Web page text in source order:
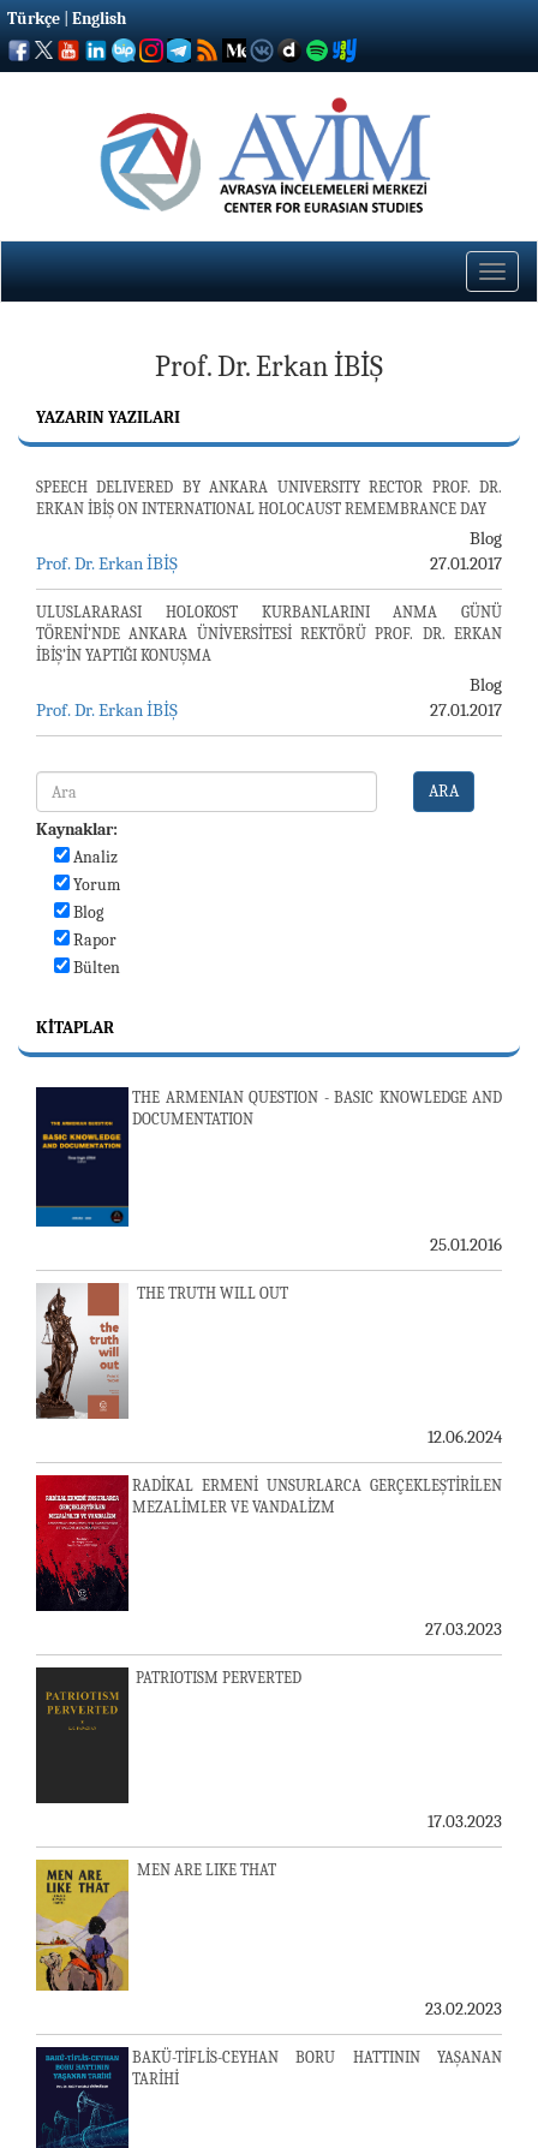
Türkçe English
Toggle
Prof. Dr. Erkan İBİŞ
YAZARIN YAZILARI
SPEECH DELIVERED BY ANKARA UNIVERSITY RECTOR PROF. DR.
ERKAN İBİŞ ON INTERNATIONAL HOLOCAUST REMEMBRANCE DAY
Blog
Prof. Dr. Erkan İBİŞ
27.01.2017
ULUSLARARASI HOLOKOST KURBANLARINI ANMA GÜNÜ
TÖRENİ’NDE ANKARA ÜNİVERSİTESİ REKTÖRÜ PROF. DR. ERKAN
İBİŞ’İN YAPTIĞI KONUŞMA
Blog
Prof. Dr. Erkan İBİŞ
27.01.2017
ARA
Kaynaklar:
Analiz
Yorum
Blog
Rapor
Bülten
KITAPLAR
THE ARMENIAN QUESTION - BASIC KNOWLEDGE AND
DOCUMENTATION
25.01.2016
THE TRUTH WILL OUT
12.06.2024
RADİKAL ERMENİ UNSURLARCA GERÇEKLEŞTİRİLEN
MEZALİMLER VE VANDALİZM
27.03.2023
PATRIOTISM PERVERTED
17.03.2023
MEN ARE LIKE THAT
23.02.2023
BAKÜ-TİFLİS-CEYHAN BORU HATTININ YAŞANAN
TARİHİ